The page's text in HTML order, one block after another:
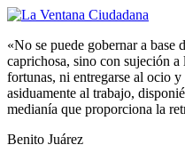
«No se puede gobernar a base
caprichosa, sino con sujeción
fortunas, ni entregarse al ocio
asiduamente al trabajo,
medianía que proporciona la
Benito Juárez